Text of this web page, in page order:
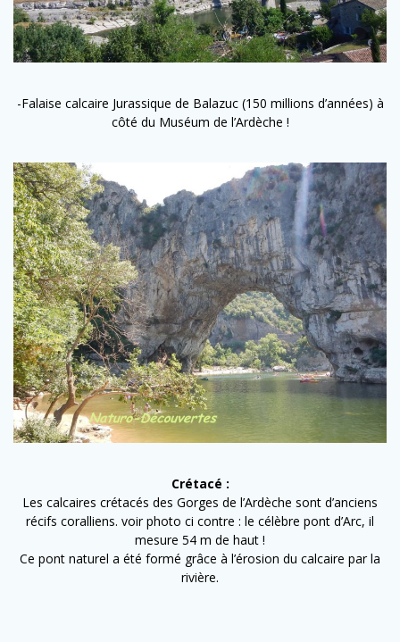
-Falaise calcaire Jurassique de Balazuc (150 millions d’années) à
côté du Muséum de l’Ardèche !
Crétacé :
Les calcaires crétacés des Gorges de l’Ardèche sont d’anciens
récifs coralliens. voir photo ci contre : le célèbre pont d’Arc, il
mesure 54 m de haut !
Ce pont naturel a été formé grâce à l’érosion du calcaire par la
rivière.